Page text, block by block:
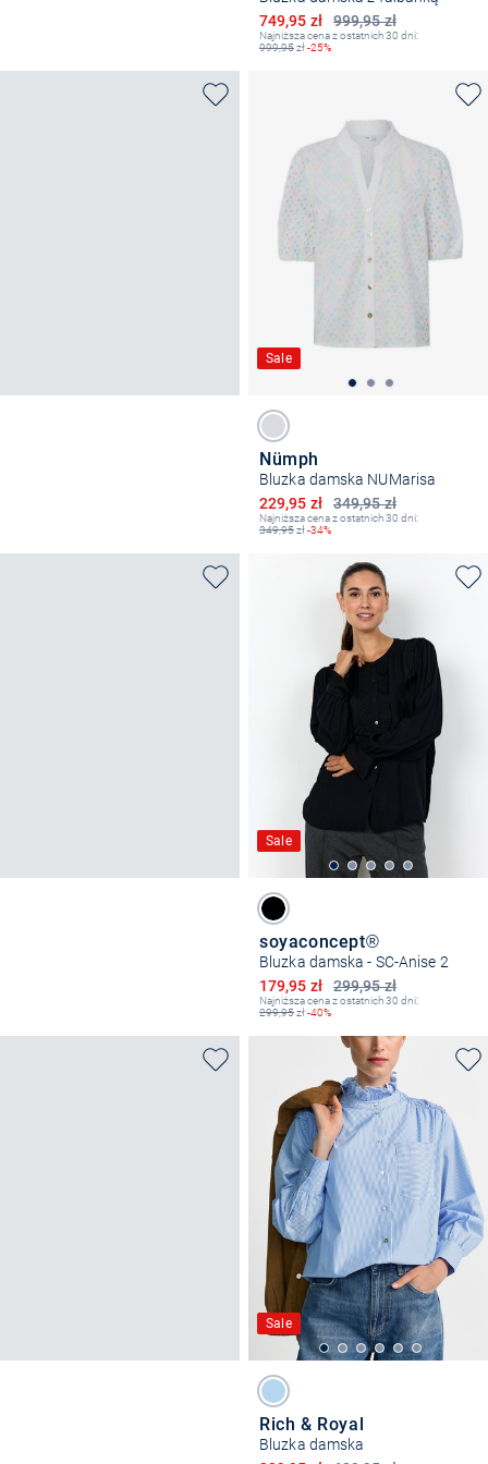
999,95 zł
Obniżona cena
749,95 zł
Najniższa cena z ostatnich 30 dni:
999,95zł-25%
Sale
Nümph
Bluzka damska NUMarisa
349,95 zł
Obniżona cena
229,95 zł
Najniższa cena z ostatnich 30 dni:
349,95zł-34%
Sale
soyaconcept®
Bluzka damska - SC-Anise 2
299,95 zł
Obniżona cena
179,95 zł
Najniższa cena z ostatnich 30 dni:
299,95zł-40%
Sale
Rich & Royal
Bluzka damska